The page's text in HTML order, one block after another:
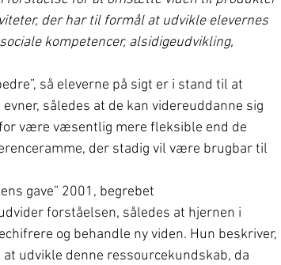
der har til formål at udvikle elevernes
kompetencer, alsidigeudvikling,
så eleverne på sigt er i stand til at
således at de kan videreuddanne sig
være væsentlig mere fleksible end de
der stadig vil være brugbar til
gave” 2001, begrebet
forståelsen, således at hjernen i
og behandle ny viden. Hun beskriver,
udvikle denne ressourcekundskab, da